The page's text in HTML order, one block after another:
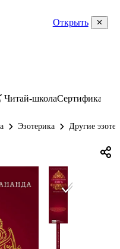
Открыть
Читай-школаСертификаты
Эзотерика Другие